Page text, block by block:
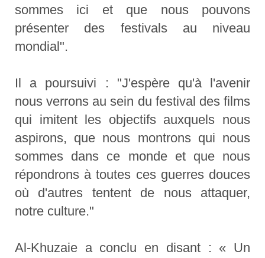
sommes ici et que nous pouvons
présenter des festivals au niveau
mondial".
Il a poursuivi : "J'espère qu'à l'avenir
nous verrons au sein du festival des films
qui imitent les objectifs auxquels nous
aspirons, que nous montrons qui nous
sommes dans ce monde et que nous
répondrons à toutes ces guerres douces
où d'autres tentent de nous attaquer,
notre culture."
Al-Khuzaie a conclu en disant : « Un